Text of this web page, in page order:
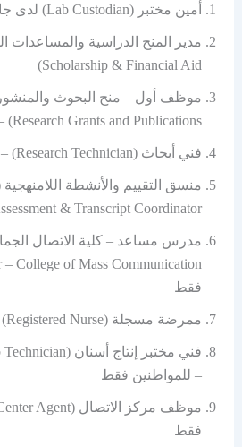
أمين مختبر (Lab Custodian) لدى جامعة عجمان
Scholarship & Financial Aid)
Research Grants and Publications) – للمواطنين فقط
فني أبحاث (Research Technician) – للمواطنين فقط
& Transcript Coordinator)
فقط
ممرضة مسجلة (Registered Nurse) – يفضل المواطنون
– للمواطنين فقط
فقط